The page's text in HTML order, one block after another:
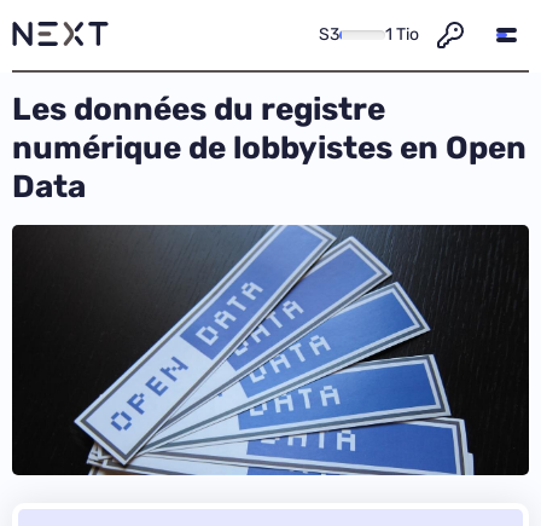
S3 1 Tio
Les données du registre
numérique de lobbyistes en Open
Data